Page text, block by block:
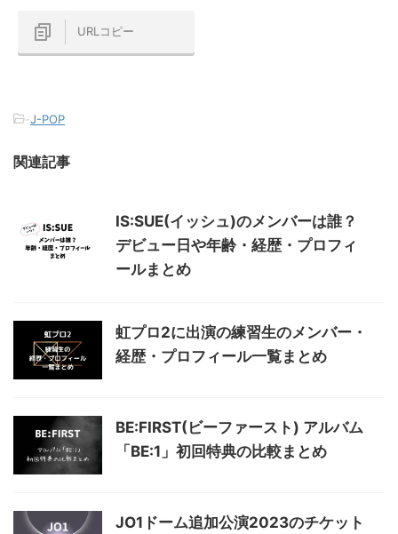
URLコピー
-J-POP
関連記事
IS:SUE(イッシュ)のメンバーは誰？
デビュー日や年齢・経歴・プロフィ
ールまとめ
虹プロ2に出演の練習生のメンバー・
経歴・プロフィール一覧まとめ
BE:FIRST(ビーファースト) アルバム
「BE:1」初回特典の比較まとめ
JO1ドーム追加公演2023のチケット